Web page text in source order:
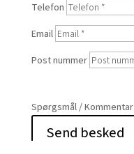
Telefon
Email
Post nummer
Spørgsmål / Kommentar
Send besked